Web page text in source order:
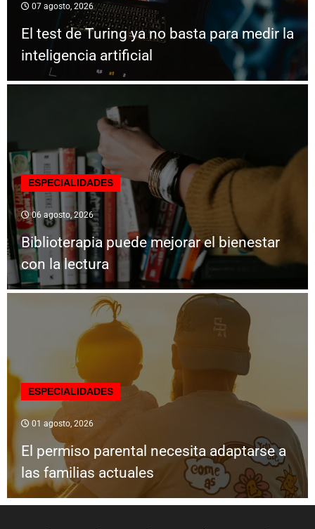
07 agosto, 2026
El test de Turing ya no basta para medir la
inteligencia artificial
ESPECIALIDADES
06 agosto, 2026
Biblioterapia puede mejorar el bienestar
con la lectura
ESPECIALIDADES
01 agosto, 2026
El permiso parental necesita adaptarse a
las familias actuales